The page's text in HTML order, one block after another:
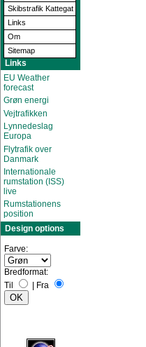
Skibstrafik Kattegat
Links
Om
Sitemap
Links
EU Weather
forecast
Grøn energi
Vejtrafikken
Lynnedeslag
Europa
Flytrafik over
Danmark
Internationale
rumstation (ISS)
live
Rumstationens
position
Design options
Farve:
Bredformat:
Til
Fra